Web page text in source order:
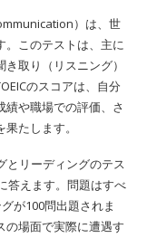
）は、世
。このテストは、主に
取り（リスニング）
のスコアは、自分
や職場での評価、さ
たします。
とリーディングのテス
答えます。問題はすべ
が100問出題されま
の場面で実際に遭遇す